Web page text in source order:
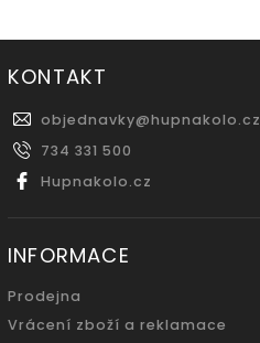
KONTAKT
objednavky@hupnakolo.cz
734 331 500
Hupnakolo.cz
INFORMACE
Prodejna
Vrácení zboží a reklamace